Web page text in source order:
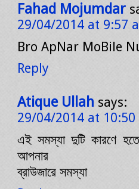
Fahad Mojumdar
29/04/2014 at 9:57
Bro ApNar MoBile
Reply
Atique Ullah says:
29/04/2014 at 10:50
এই সমস্যা দুটি কারণে
আপনার
ব্রাউজারে সমস্যা